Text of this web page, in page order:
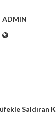
ADMIN
Saldıran